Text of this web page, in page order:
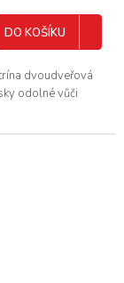
DO KOŠÍKU
dvoudveřová
odolné vůči